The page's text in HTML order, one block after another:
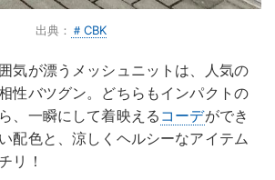
出典： ＃CBK
気が漂うメッシュニットは、人気の
性バツグン。どちらもインパクトの
、一瞬にして着映える コーデができ
配色と、涼しくヘルシーなアイテム
リ！